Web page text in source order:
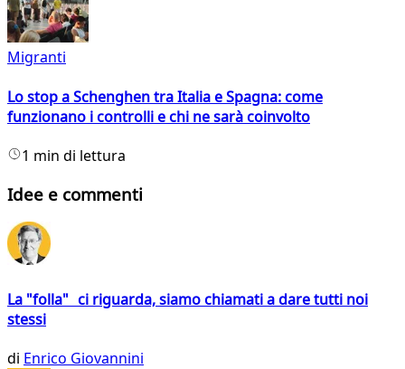
Migranti
Lo stop a Schenghen tra Italia e Spagna: come
funzionano i controlli e chi ne sarà coinvolto
1 min di lettura
Idee e commenti
La "folla" ci riguarda, siamo chiamati a dare tutti noi
stessi
di Enrico Giovannini